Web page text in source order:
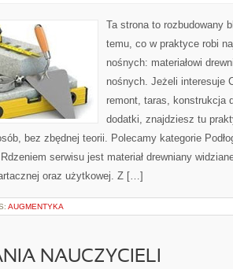
Ta strona to rozbudowany
temu, co w praktyce robi
nośnych: materiałowi
nośnych. Jeżeli interesuje
remont, taras, konstrukcja
dodatki, znajdziesz tu
bez zbędnej teorii. Polecamy kategorie
serwisu jest materiał drewniany
oraz użytkowej. Z […]
AUGMENTYKA
NAUCZYCIELI